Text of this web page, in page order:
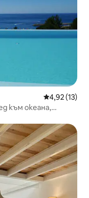
Средна
4,92 (13)
към океана,